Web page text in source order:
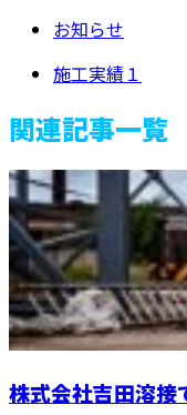
お知らせ
施工実績１
関連記事一覧
株式会社吉田溶接